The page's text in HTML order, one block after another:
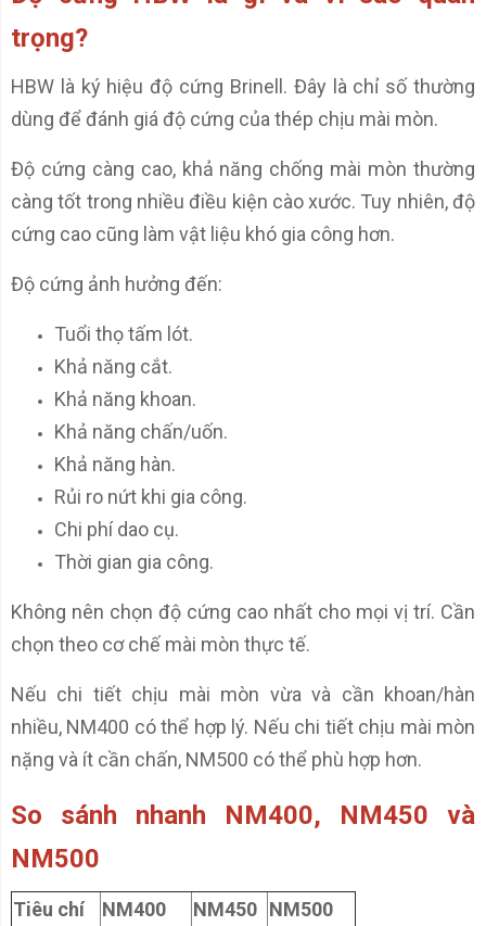
trọng?
HBW là ký hiệu độ cứng Brinell. Đây là chỉ số thường
dùng để đánh giá độ cứng của thép chịu mài mòn.
Độ cứng càng cao, khả năng chống mài mòn thường
càng tốt trong nhiều điều kiện cào xước. Tuy nhiên, độ
cứng cao cũng làm vật liệu khó gia công hơn.
Độ cứng ảnh hưởng đến:
Tuổi thọ tấm lót.
Khả năng cắt.
Khả năng khoan.
Khả năng chấn/uốn.
Khả năng hàn.
Rủi ro nứt khi gia công.
Chi phí dao cụ.
Thời gian gia công.
Không nên chọn độ cứng cao nhất cho mọi vị trí. Cần
chọn theo cơ chế mài mòn thực tế.
Nếu chi tiết chịu mài mòn vừa và cần khoan/hàn
nhiều, NM400 có thể hợp lý. Nếu chi tiết chịu mài mòn
nặng và ít cần chấn, NM500 có thể phù hợp hơn.
So sánh nhanh NM400, NM450 và
NM500
Tiêu chí NM400 NM450 NM500